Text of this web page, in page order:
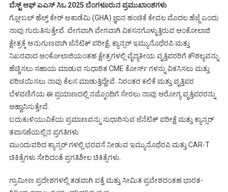
ಬೆಸ್ಟ್ ಆಫ್ ಎಎಸ್ ಸಿಒ 2025 ಬೆಂಗಳೂರುನ ಪ್ರಮುಖಾಂಶಗಳು
ಗ್ಲೋಬಲ್ ಹೆಲ್ತ್ ಕೇರ್ ಅಕಾಡೆಮಿ (GHA) ಜ್ಞಾನ ಹಂಚಿಕೆ ಕೇವಲ ಮೊದಲ ಹೆಜ್ಜೆ ಎಂದು
ನಾವು ಗುರುತಿಸುತ್ತೇವೆ. ವೇಗವಾಗಿ ವೇಗವಾಗಿ ವಿಕಸನಗೊಳ್ಳುತ್ತಿರುವ ಆಂಕೋಲಾಜಿ
ಕ್ಷೇತ್ರಕ್ಕೆ ಅನುಗುಣವಾಗಿ ಜೆನೆಟಿಕ್ ಪರೀಕ್ಷೆ, ಕ್ಯಾನ್ಸರ್ ಇಮ್ಯುನೊಥೆರಪಿ ಮತ್ತು
ನಿಖರವಾದ ಆಂಕೋಲಾಜಿಯಂತಹ ಕ್ಷೇತ್ರಗಳಲ್ಲಿ ವೈದ್ಯಕೀಯ ವೃತ್ತಿಪರರಿಗೆ ಕೌಶಲ್ಯವನ್ನು
ಹೆಚ್ಚಿಸಲು ಸಹಾಯ ಮಾಡುವ ಸುಧಾರಿತ CME ಕೋರ್ಸ್ ಗಳನ್ನು ವಿಕಸಿಸಲು ಮತ್ತು
ಪರಿಚಯಿಸಲು ನಾವು ಕೆಲಸ ಮಾಡುತ್ತಿದ್ದೇವೆ. ನಿರಂತರ ಕಲಿಕೆ ಮತ್ತು ವೃತ್ತಿಪರ
ಬೆಳವಣಿಗೆಯ ಈ ಪ್ರಯಾಣದಲ್ಲಿ ನಮ್ಮೊಂದಿಗೆ ಸೇರಲು ನಾವು ಆರೋಗ್ಯ ವೃತ್ತಿಪರರನ್ನು
ಆಹ್ವಾನಿಸುತ್ತೇವೆ.
ಬದುಕುಳಿಯುವಿಕೆಯ ಪ್ರಮಾಣವನ್ನು ಸುಧಾರಿಸುವ ಜೆನೆಟಿಕ್ ಪರೀಕ್ಷೆ ಮತ್ತು ಕ್ಯಾನ್ಸರ್
ತಪಾಸಣೆಯಲ್ಲಿನ ಪ್ರಗತಿಗಳು
ಮುಂದುವರಿದ ಕ್ಯಾನ್ಸರ್ ಗಳಲ್ಲಿ ಭರವಸೆ ನೀಡುವ ಇಮ್ಯುನೊಥೆರಪಿ ಮತ್ತು CAR-T
ಚಿಕಿತ್ಸೆಗಳು ಸೇರಿದಂತೆ ಪ್ರಗತಿಶೀಲ ಚಿಕಿತ್ಸೆಗಳು.
ಗ್ರಾಮೀಣ ಪ್ರದೇಶಗಳಲ್ಲಿ ತಡವಾಗಿ ಪತ್ತೆ ಮತ್ತು ಸೀಮಿತ ಪ್ರವೇಶದಂತಹ ಭಾರತ-